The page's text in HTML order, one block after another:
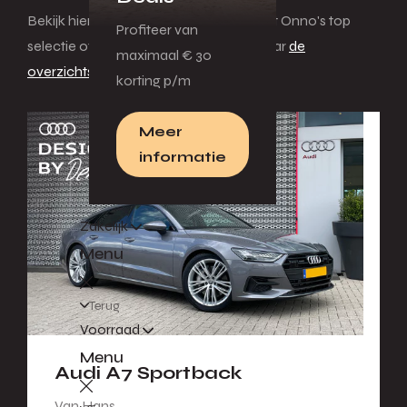
Profiteer van
maximaal € 30
korting p/m
Meer
informatie
Zakelijk
Menu
Terug
Voorraad
Menu
Bekijk hieronder de andere modellen uit Onno's top
selectie of klik hier om terug te gaan naarde
overzichtspagina
Audi A7 Sportback